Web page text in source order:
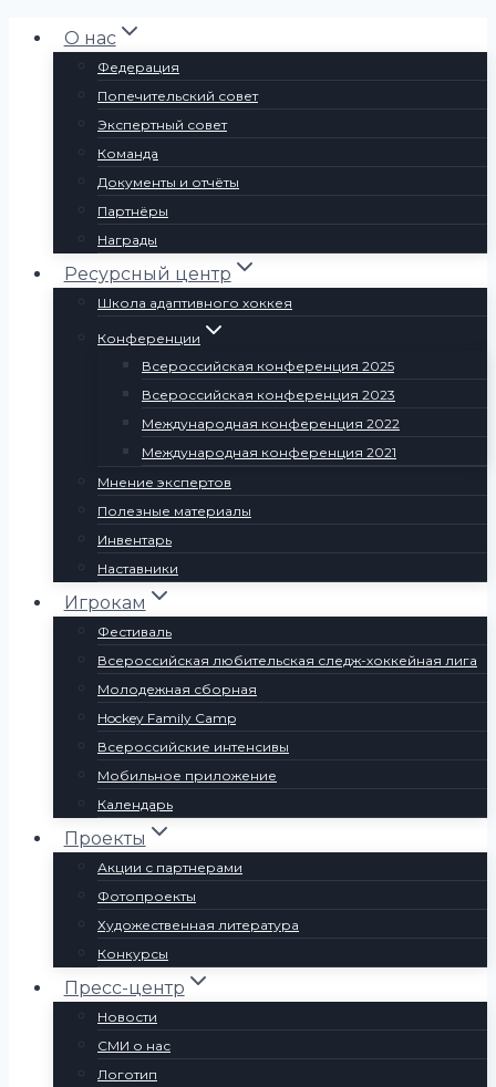
ПерейтиО нас
Федерация
Попечительский совет
Экспертный совет
Команда
Документы и отчёты
Партнёры
Награды
Ресурсный центр
Школа адаптивного хоккея
Конференции
Всероссийская конференция 2025
Всероссийская конференция 2023
Международная конференция 2022
Международная конференция 2021
Мнение экспертов
Полезные материалы
Инвентарь
Наставники
Игрокам
Фестиваль
Всероссийская любительская следж-хоккейная лига
Молодежная сборная
Hockey Family Camp
Всероссийские интенсивы
Мобильное приложение
Календарь
Проекты
Акции с партнерами
Фотопроекты
Художественная литература
Конкурсы
Пресс-центр
Новости
СМИ о нас
Логотип